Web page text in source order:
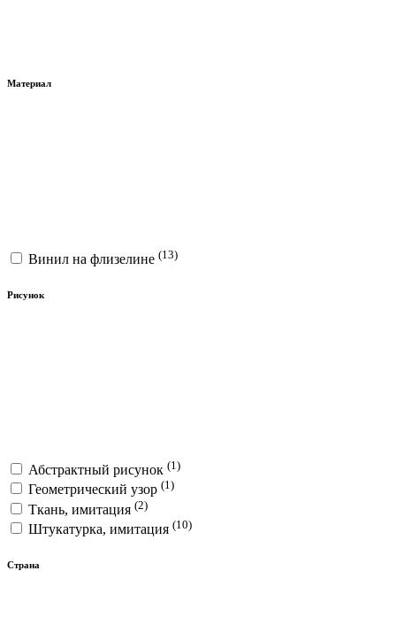
Материал
Винил на флизелине (13)
Рисунок
Абстрактный рисунок (1)
Геометрический узор (1)
Ткань, имитация (2)
Штукатурка, имитация (10)
Страна